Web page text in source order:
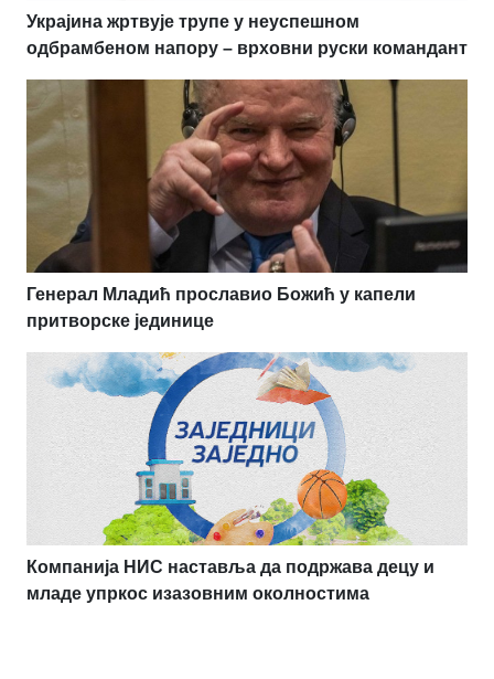
Украјина жртвује трупе у неуспешном
одбрамбеном напору – врховни руски командант
Генерал Младић прославио Божић у капели
притворске јединице
Компанија НИС наставља да подржава децу и
младе упркос изазовним околностима